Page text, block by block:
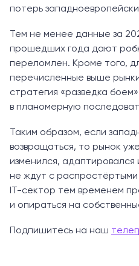
потерь
Тем не менее данные за
прошедших года дают
переломлен. Кроме того,
перечисленные выше
стратегия «разведка
в планомерную
Таким образом, если
возвращаться, то рынок
изменился, адаптировался
не ждут с распростёртыми
IT-сектор тем временем
и опираться на
Подпишитесь на наш